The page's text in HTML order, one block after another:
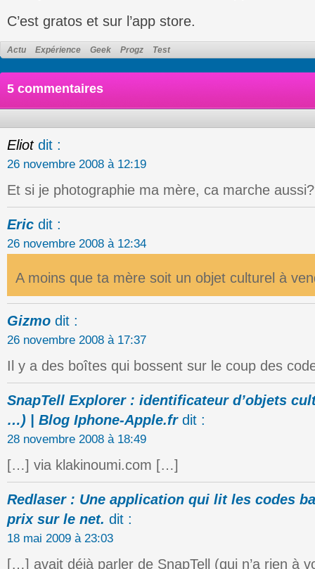
C’est gratos et sur l’app store.
Actu Expérience Geek Progz Test
5 commentaires
Eliot dit :
26 novembre 2008 à 12:19
Et si je photographie ma mère, ca marche
Eric dit :
26 novembre 2008 à 12:34
A moins que ta mère soit un objet culturel à
Gizmo dit :
26 novembre 2008 à 17:37
Il y a des boîtes qui bossent sur le coup des
SnapTell Explorer : identificateur d’objets
…) | Blog Iphone-Apple.fr dit :
28 novembre 2008 à 18:49
[…] via klakinoumi.com […]
Redlaser : Une application qui lit les codes
prix sur le net. dit :
18 mai 2009 à 23:03
[…] avait déjà parler de SnapTell (qui n’a rien à